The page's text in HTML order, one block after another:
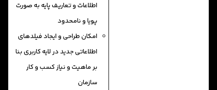
اطلاعات و تعاريف پايه به صورت
پويا‌ و نامحدود
امکان طراحی و ایجاد فیلد‌های
اطلاعاتی جدید در لایه کاربری بنا
بر ماهیت و نیاز کسب و کار
سازمان